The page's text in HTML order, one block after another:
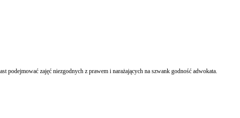
Aplikanci adwokaccy muszą mieć zgodę patrona i dziekana na podjęcie dodatkowego zajęcia. Bez problemu uzyskają pozwolenie na pracę dydaktyczną lub naukową, nie mogą natomiast podejmować zajęć niezgodnych z prawem i narażających na szwank godność adwokata.